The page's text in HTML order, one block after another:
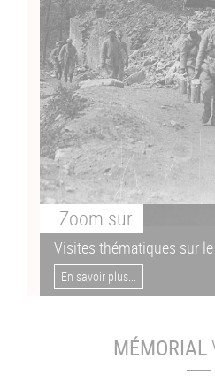
Zoom sur
Visites thématiques sur
En savoir plus...
MÉMORIAL